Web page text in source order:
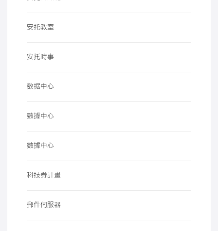
安托教室
安托時事
数据中心
數據中心
數據中心
科技券計畫
郵件伺服器